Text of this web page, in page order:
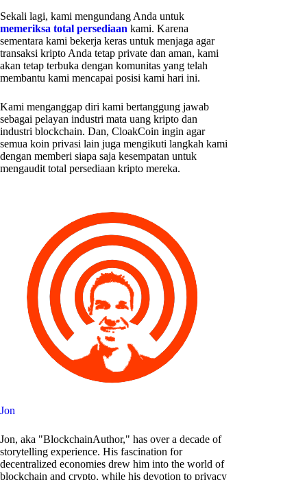
Sekali lagi, kami mengundang Anda untuk
memeriksa total persediaan kami. Karena
sementara kami bekerja keras untuk menjaga agar
transaksi kripto Anda tetap private dan aman, kami
akan tetap terbuka dengan komunitas yang telah
membantu kami mencapai posisi kami hari ini.
Kami menganggap diri kami bertanggung jawab
sebagai pelayan industri mata uang kripto dan
industri blockchain. Dan, CloakCoin ingin agar
semua koin privasi lain juga mengikuti langkah kami
dengan memberi siapa saja kesempatan untuk
mengaudit total persediaan kripto mereka.
Jon
Jon, aka "BlockchainAuthor," has over a decade of
storytelling experience. His fascination for
decentralized economies drew him into the world of
blockchain and crypto, while his devotion to privacy